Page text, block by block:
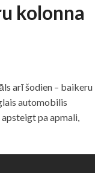
kolonna
arī šodien – baikeru
automobilis
pa apmali,